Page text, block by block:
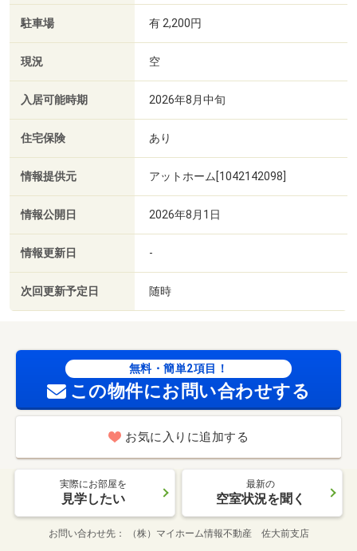
駐車場 有 2,200円
現況 空
入居可能時期 2026年8月中旬
住宅保険 あり
情報提供元 アットホーム[1042142098]
情報公開日 2026年8月1日
情報更新日 -
次回更新予定日 随時
無料・簡単2項目！
この物件にお問い合わせする
お気に入りに追加する
実際にお部屋を
見学したい
最新の
空室状況を聞く
お問い合わせ先 （株）マイホーム情報不動産 佐大前支店